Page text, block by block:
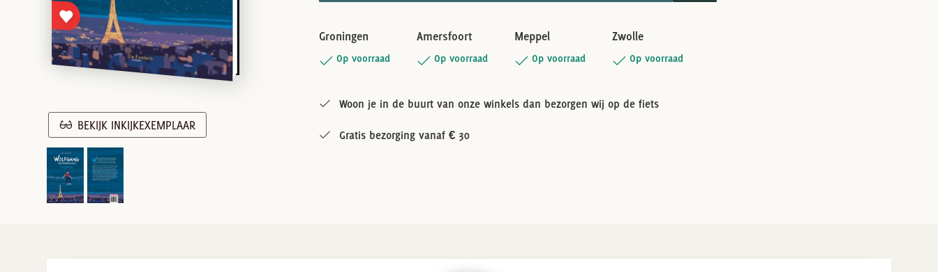
BEKIJK INKIJKEXEMPLAAR
Groningen
Op voorraad
Amersfoort
Op voorraad
Meppel
Op voorraad
Zwolle
Op voorraad
Woon je in de buurt van onze winkels dan bezorgen wij op de fiets
Gratis bezorging vanaf € 30